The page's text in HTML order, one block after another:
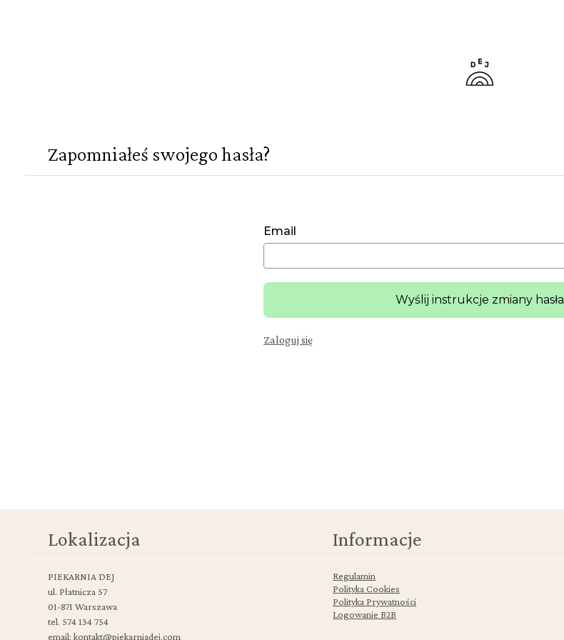
Zapomniałeś swojego hasła?
Email
Wyślij instrukcje zmiany hasła
Zaloguj się
Lokalizacja Informacje
PIEKARNIA DEJ
ul. Płatnicza 57
01-871 Warszawa
tel. 574 134 754
email: kontakt@piekarniadej.com
Regulamin
Polityka Cookies
Polityka Prywatności
Logowanie B2B